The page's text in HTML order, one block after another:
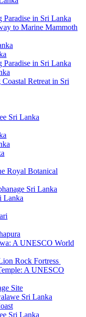
in Sri Lanka
to Marine Mammoth
in Sri Lanka
Retreat in Sri
Sri Lanka
Royal Botanical
Sri Lanka
Lanka
A UNESCO World
Rock Fortress
A UNESCO
Site
Sri Lanka
Sri Lanka